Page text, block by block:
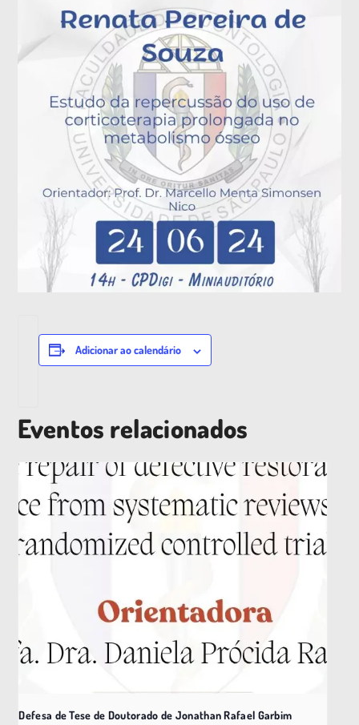
Adicionar ao calendário
Eventos relacionados
Defesa de Tese de Doutorado de Jonathan Rafael Garbim